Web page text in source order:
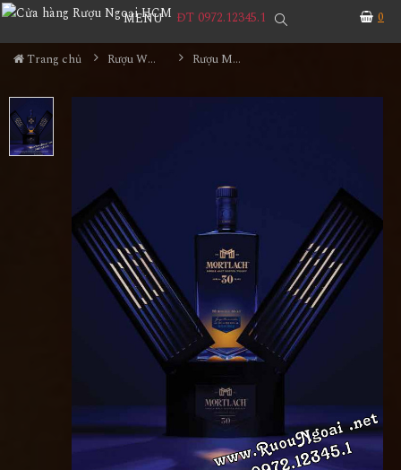
0
MENU ĐT 0972.12345.1
Trang chủ Rượu Whisky Rượu Mortlach 30YO Midnight Malt